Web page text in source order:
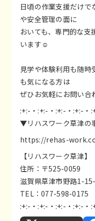
日頃の作業支援だけ
や安全管理の面に
おいても、専門的な支
います☺️
見学や体験利用も随時
も気になる方は
ぜひお気軽にお問い合
:+:-・:+:-・:+:-・:+:-・
▼リハスワーク草津の
https://rehas-
【リハスワーク草津】
住所：〒525-0059
滋賀県草津市野路1-
TEL：077-598-0175
:+:-・:+:-・:+:-・:+:-・